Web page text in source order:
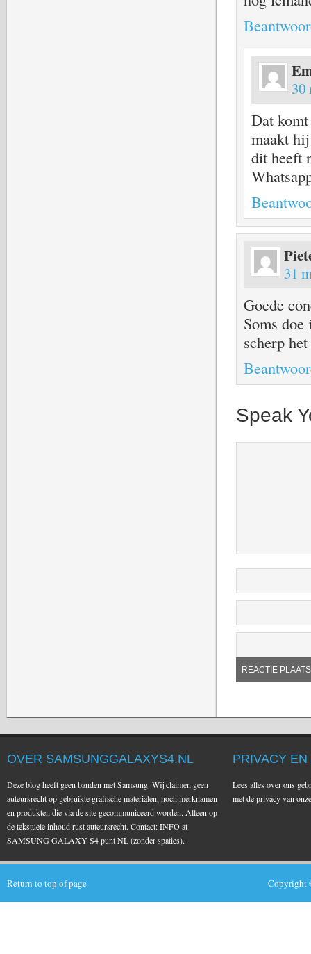
30
Dat
maakt
dit heeft
31
Goede
Soms
scherp
Speak
OVER SAMSUNGGALAXYS4.NL
Deze blog heeft geen banden met Samsung. Wij claimen geen
auteursrecht op gebruikte grafische materialen, noch merknamen
en produkten die via de site gecommuniceerd worden. Alleen op
de tekstuele inhoud rust auteursrecht. Contact: INFO at
SAMSUNG GALAXY S4 punt NL (zonder spaties).
PRIVACY
Lees alles over ons
met de privacy van
Return to top of page Copyright